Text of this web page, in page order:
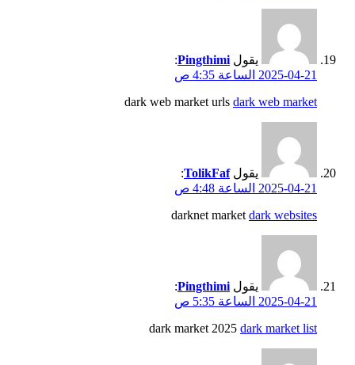
يقول Pingthimi
:
2025-04-21 الساعة 4:35 ص
dark web market urlsdark web market
يقول TolikFaf
:
2025-04-21 الساعة 4:48 ص
darknet marketdark websites
يقول Pingthimi
:
2025-04-21 الساعة 5:35 ص
dark market 2025dark market list